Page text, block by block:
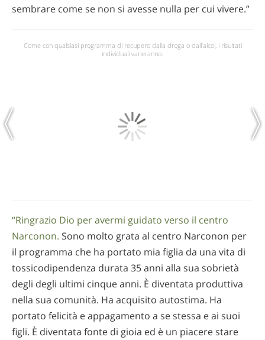
sembrare come se non si avesse nulla per cui vivere.”
Come con qualsiasi programma di recupero dalla droga o dall’alcol, i risultati
individuali varieranno.
“Ringrazio Dio per avermi guidato verso il centro
Narconon. Sono molto grata al centro Narconon per
il programma che ha portato mia figlia da una vita di
tossicodipendenza durata 35 anni alla sua sobrietà
degli degli ultimi cinque anni. È diventata produttiva
nella sua comunità. Ha acquisito autostima. Ha
portato felicità e appagamento a se stessa e ai suoi
figli. È diventata fonte di gioia ed è un piacere stare